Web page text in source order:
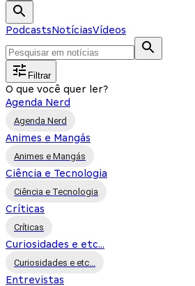
PodcastsNotíciasVídeos
Filtrar
O que você quer ler?
Agenda Nerd
Agenda Nerd
Animes e Mangás
Animes e Mangás
Ciência e Tecnologia
Ciência e Tecnologia
Críticas
Críticas
Curiosidades e etc...
Curiosidades e etc...
Entrevistas